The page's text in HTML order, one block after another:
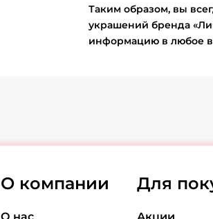
Таким образом, вы
украшений бренда
информацию в любое
О компании Для